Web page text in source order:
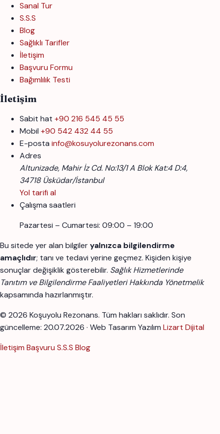
Sanal Tur
S.S.S
Blog
Sağlıklı Tarifler
İletişim
Başvuru Formu
Bağımlılık Testi
İletişim
Sabit hat +90 216 545 45 55
Mobil +90 542 432 44 55
E-posta info@kosuyolurezonans.com
Adres
Altunizade, Mahir İz Cd. No:13/1 A Blok Kat:4 D:4,
34718 Üsküdar/İstanbul
Yol tarifi al
Çalışma saatleri
Pazartesi – Cumartesi: 09:00 – 19:00
Bu sitede yer alan bilgileryalnızca bilgilendirme
amaçlıdır; tanı ve tedavi yerine geçmez. Kişiden kişiye
sonuçlar değişiklik gösterebilir. Sağlık Hizmetlerinde
Tanıtım ve Bilgilendirme Faaliyetleri Hakkında Yönetmelik
kapsamında hazırlanmıştır.
© 2026 Koşuyolu Rezonans. Tüm hakları saklıdır. Son
güncelleme: 20.07.2026 · Web Tasarım Yazılım Lizart Dijital
İletişim Başvuru S.S.S Blog